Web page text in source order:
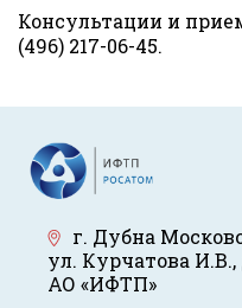
Консультации и
(496) 217-06-45.
г. Дубна
ул. Курчатова И.В.,
АО «ИФТП»